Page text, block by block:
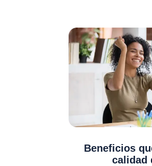
Beneficios
calidad